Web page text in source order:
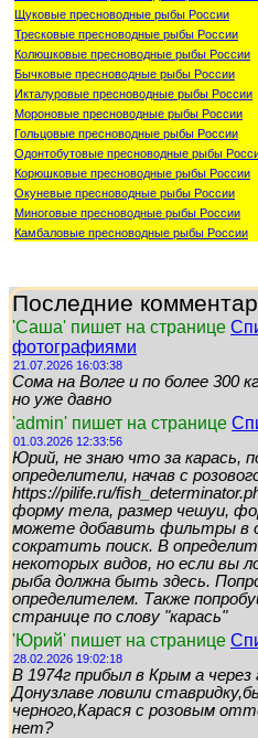
Щуковые пресноводные рыбы России
Тресковые пресноводные рыбы России
Колюшковые пресноводные рыбы России
Бычковые пресноводные рыбы России
Икталуровые пресноводные рыбы России
Мороновые пресноводные рыбы России
Гольцовые пресноводные рыбы России
Одонтобутовые пресноводные рыбы
Корюшковые пресноводные рыбы России
Окуневые пресноводные рыбы России
Миноговые пресноводные рыбы России
Камбаловые пресноводные рыбы России
Последние
'Саша' пишет на странице
фотографиями
21.07.2026 16:03:38
Сома на Волге и по более 300
но уже давно
'admin' пишет на странице
01.03.2026 12:33:56
Юрий, не знаю что за карась,
определители, начав с
https://pilife.ru/
форму тела, размер чешуи,
можете добавить фильтры в
сократить поиск. В
некоторых видов, но если вы
рыба должна быть здесь.
определителем. Также
странице по слову "карась"
'Юрий' пишет на странице
28.02.2026 19:02:18
В 1974г прибыл в Крым а через
Донузлаве ловили
черного,Карася с розовым
нет?